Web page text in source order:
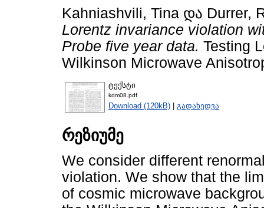
Kahniashvili, Tina და Durrer,
Lorentz invariance violation
Probe five year data. Testing
Wilkinson Microwave
ტექსტი
kdm08.pdf
Download (120kB) | გადახედვა
რეზიუმე
We consider different
violation. We show that the
of cosmic microwave